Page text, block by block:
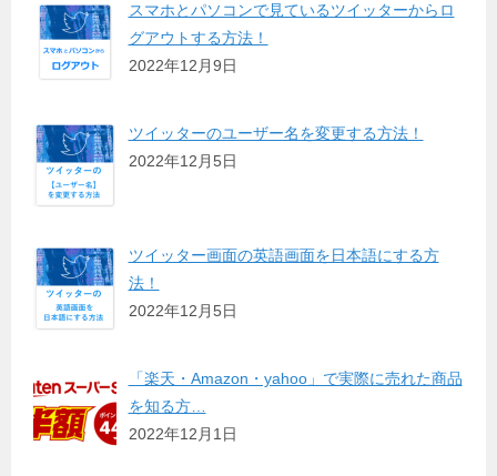
スマホとパソコンで見ているツイッターからロ
グアウトする方法！
2022年12月9日
ツイッターのユーザー名を変更する方法！
2022年12月5日
ツイッター画面の英語画面を日本語にする方
法！
2022年12月5日
「楽天・Amazon・yahoo」で実際に売れた商品
を知る方…
2022年12月1日